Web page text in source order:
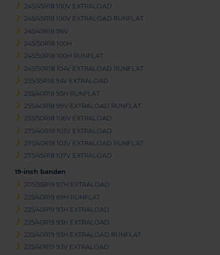
245/45R18 100V EXTRALOAD
245/45R18 100V EXTRALOAD RUNFLAT
245/45R18 96V
245/50R18 100H
245/50R18 100H RUNFLAT
245/50R18 104V EXTRALOAD RUNFLAT
255/35R18 94V EXTRALOAD
255/40R18 95H RUNFLAT
255/40R18 99V EXTRALOAD RUNFLAT
255/50R18 106V EXTRALOAD
275/40R18 103V EXTRALOAD
275/40R18 103V EXTRALOAD RUNFLAT
275/45R18 107V EXTRALOAD
19-inch banden
205/55R19 97H EXTRALOAD
225/40R19 89H RUNFLAT
225/40R19 93H EXTRALOAD
225/40R19 93H EXTRALOAD
225/40R19 93H EXTRALOAD RUNFLAT
225/40R19 93V EXTRALOAD